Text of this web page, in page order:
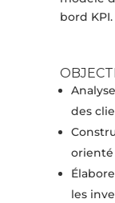
bord KPI.
des
orienté
les